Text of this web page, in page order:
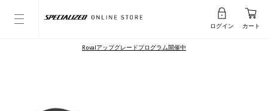
ログイン カート
Rovalアップグレードプログラム開催中